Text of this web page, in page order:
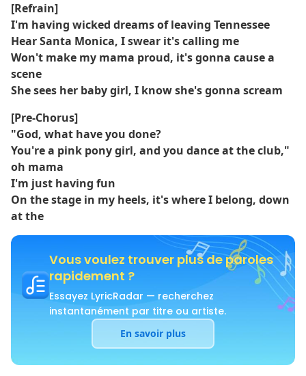
saluée pour son son cinématographique, sa joie brute et sa
célébration de l'émancipation. Il ne s'agit pas seulement de
danser, mais de retrouver qui l'on est.
[Refrain]
I'm having wicked dreams of leaving Tennessee
Hear Santa Monica, I swear it's calling me
Won't make my mama proud, it's gonna cause a
scene
She sees her baby girl, I know she's gonna scream
[Pre-Chorus]
"God, what have you done?
You're a pink pony girl, and you dance at the club,"
oh mama
I'm just having fun
On the stage in my heels, it's where I belong, down
at the
Vous voulez trouver plus de paroles
rapidement ?
Essayez LyricRadar — recherchez
instantanément par titre ou artiste.
En savoir plus